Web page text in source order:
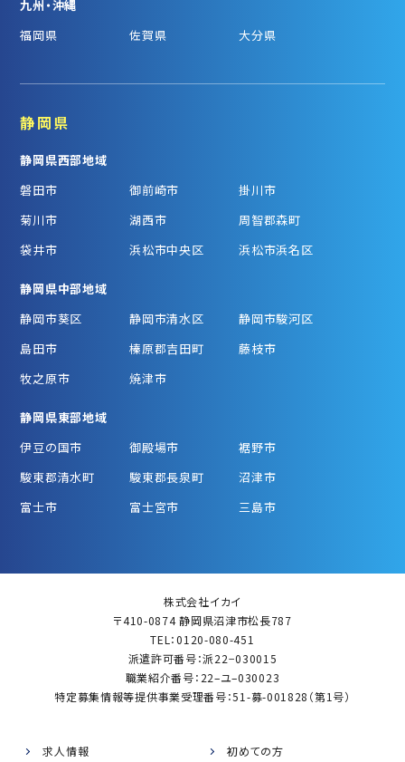
九州・沖縄
福岡県
佐賀県 大分県
静岡県
静岡県西部地域
磐田市
御前崎市
掛川市
菊川市
湖西市
周智郡森町
袋井市
浜松市中央区 浜松市浜名区
静岡県中部地域
静岡市葵区
静岡市清水区
静岡市駿河区
島田市
榛原郡吉田町
藤枝市
牧之原市
焼津市
静岡県東部地域
伊豆の国市
御殿場市
裾野市
駿東郡清水町
駿東郡長泉町
沼津市
富士市
富士宮市 三島市
株式会社イカイ
〒410-0874 静岡県沼津市松長787
TEL：0120-080-451
派遣許可番号：派22−030015
職業紹介番号：22–ユ–030023
特定募集情報等提供事業受理番号：51-募-001828（第1号）
求人情報 初めての方